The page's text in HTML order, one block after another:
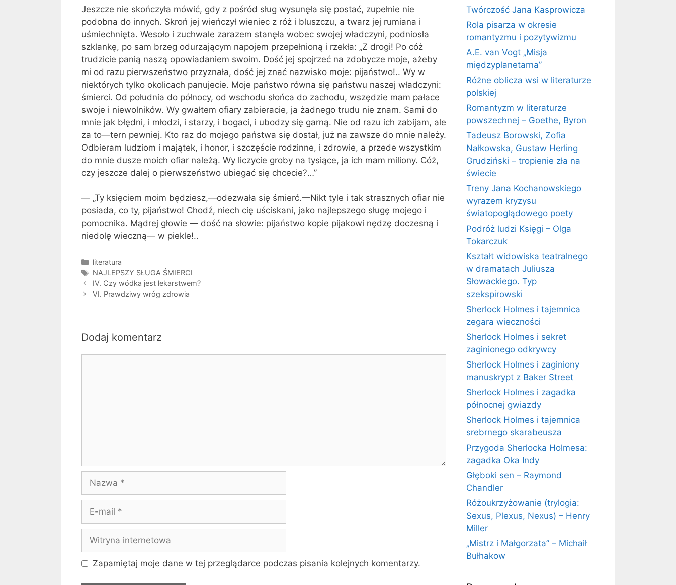
Jeszcze nie skończyła mówić, gdy z po­śród sług wysunęła się postać, zupełnie nie
podobna do innych. Skroń jej wień­czył wieniec z róż i bluszczu, a twarz jej rumiana i
uśmiechnięta. Wesoło i zu­chwale zarazem stanęła wobec swojej wład­czyni, podniosła
szklankę, po sam brzeg odurzającym napojem przepełnioną i rze­kła: „Z drogi! Po cóż
trudzicie panią na­szą opowiadaniem swoim. Dość jej spoj­rzeć na zdobycze moje, ażeby
mi od razu pierwszeństwo przyznała, dość jej znać na­zwisko moje: pijaństwo!.. Wy w
niektó­rych tylko okolicach panujecie. Moje pań­stwo równa się państwu naszej władczyni:
śmierci. Od południa do północy, od wscho­du słońca do zachodu, wszędzie mam pa­łace
swoje i niewolników. Wy gwałtem ofiary zabieracie, ja żadnego trudu nie znam. Sami do
mnie jak błędni, i młodzi, i starzy, i bogaci, i ubodzy się garną. Nie od razu ich zabijam, ale
za to—tern pew­niej. Kto raz do mojego państwa się do­stał, już na zawsze do mnie należy.
Odbie­ram ludziom i majątek, i honor, i szczę­ście rodzinne, i zdrowie, a przede wszystkim
do mnie dusze moich ofiar należą. Wy liczycie groby na tysiące, ja ich mam miliony. Cóż,
czy jeszcze dalej o pier­wszeństwo ubiegać się chcecie?…”
— „Ty księciem moim będziesz,—ode­zwała się śmierć.—Nikt tyle i tak strasznych ofiar nie
posiada, co ty, pijaństwo! Chodź, niech cię uściskani, jako najlep­szego sługę mojego i
pomocnika. Mądrej głowie — dość na słowie: pijaństwo kopie pijakowi nędzę doczesną i
niedolę wieczną— w piekle!..
Kategorie
literatura
Tagi
NAJLEPSZY SŁUGA ŚMIERCI
IV. Czy wódka jest lekarstwem?
VI. Prawdziwy wróg zdrowia
Dodaj komentarz
Nazwa
Witryna
internetowa
Zapamiętaj moje dane w tej przeglądarce podczas pisania kolejnych komentarzy.
Twórczość Jana Kasprowicza
Rola pisarza w okresie
romantyzmu i pozytywizmu
A.E. van Vogt „Misja
międzyplanetarna”
Różne oblicza wsi w literaturze
polskiej
Romantyzm w literaturze
powszechnej – Goethe, Byron
Tadeusz Borowski, Zofia
Nałkowska, Gustaw Herling
Grudziński – tropienie zła na
świecie
Treny Jana Kochanowskiego
wyrazem kryzysu
światopoglądowego poety
Podróż ludzi Księgi – Olga
Tokarczuk
Kształt widowiska teatralnego
w dramatach Juliusza
Słowackiego. Typ
szekspirowski
Sherlock Holmes i tajemnica
zegara wieczności
Sherlock Holmes i sekret
zaginionego odkrywcy
Sherlock Holmes i zaginiony
manuskrypt z Baker Street
Sherlock Holmes i zagadka
północnej gwiazdy
Sherlock Holmes i tajemnica
srebrnego skarabeusza
Przygoda Sherlocka Holmesa:
zagadka Oka Indy
Głęboki sen – Raymond
Chandler
Różoukrzyżowanie (trylogia:
Sexus, Plexus, Nexus) – Henry
Miller
„Mistrz i Małgorzata” – Michaił
Bułhakow